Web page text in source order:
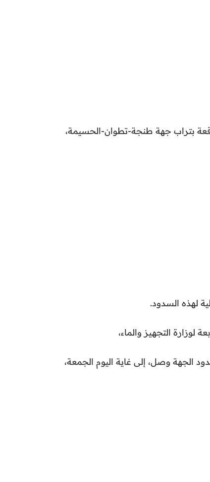
بتراب جهة طنجة-تطوان-الحسيمة،
لوزارة التجهيز والماء،
الجهة وصل، إلى غاية اليوم الجمعة،